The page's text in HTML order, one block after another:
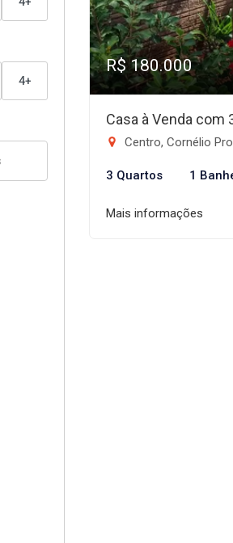
4+
R$ 180.000
Casa à Venda com
Centro, Cornélio
3 Quartos 1
Mais informações